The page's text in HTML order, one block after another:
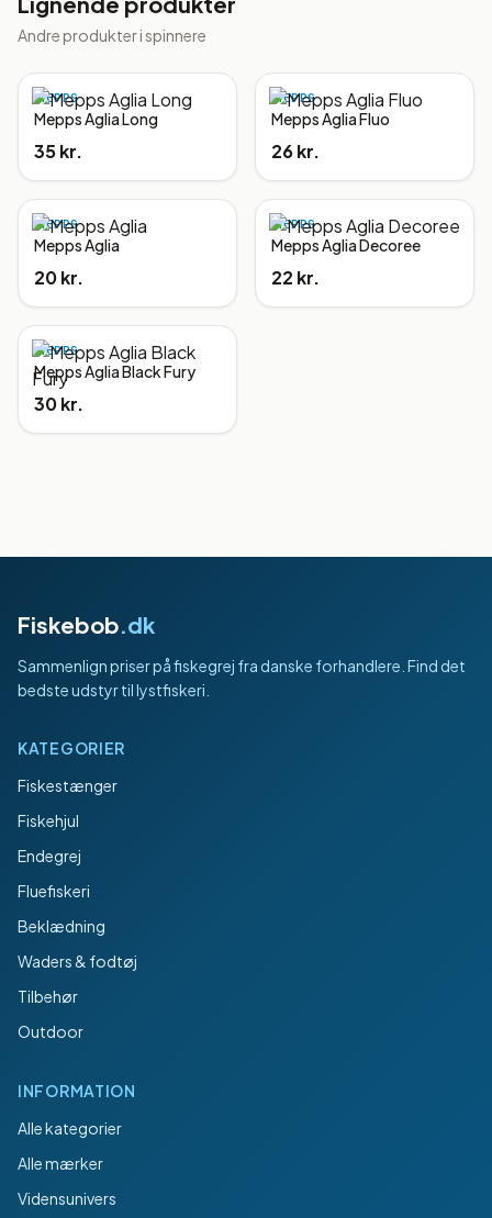
Andre produkter ispinnere
MEPPS
Mepps Aglia Long
35 kr.
MEPPS
Mepps Aglia Fluo
26 kr.
MEPPS
Mepps Aglia
20 kr.
MEPPS
Mepps Aglia Decoree
22 kr.
MEPPS
Mepps Aglia Black Fury
30 kr.
Fiskebob.dk
Sammenlign priser på fiskegrej fra danske forhandlere. Find det
bedste udstyr til lystfiskeri.
KATEGORIER
Fiskestænger
Fiskehjul
Endegrej
Fluefiskeri
Beklædning
Waders & fodtøj
Tilbehør
Outdoor
INFORMATION
Alle kategorier
Alle mærker
Vidensunivers